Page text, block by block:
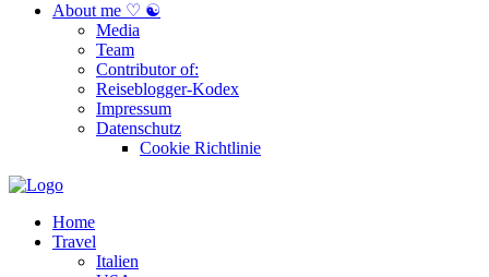
About me ♡ ☯
Media
Team
Contributor of:
Reiseblogger-Kodex
Impressum
Datenschutz
Cookie Richtlinie
Home
Travel
Italien